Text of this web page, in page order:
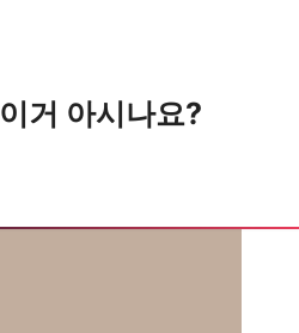
이거 아시나요?